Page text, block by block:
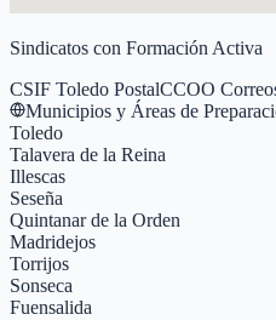
Sindicatos con Formación Activa
CSIF Toledo PostalCCOO
Municipios y Áreas de
Toledo
Talavera de la Reina
Illescas
Seseña
Quintanar de la Orden
Madridejos
Torrijos
Sonseca
Fuensalida